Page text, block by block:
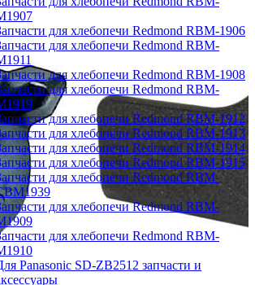
для хлебопечи Redmond RBM-1906
для хлебопечи Redmond RBM-
для хлебопечи Redmond RBM-1908
для хлебопечи Redmond RBM-
для хлебопечи Redmond RBM-1912
для хлебопечи Redmond RBM-1913
для хлебопечи Redmond RBM-1914
для хлебопечи Redmond RBM-1915
для хлебопечи Redmond RBM-
для хлебопечи Redmond RBM-
для хлебопечи Redmond RBM-
Panasonic SD-ZB2512 запчасти и